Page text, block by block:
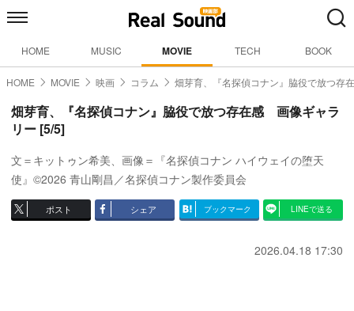
HOME MUSIC MOVIE TECH BOOK
HOME MOVIE 映画 コラム 畑芽育、『名探偵コナン』脇役で放つ存
畑芽育、『名探偵コナン』脇役で放つ存在感 画像ギャラ
リー [5/5]
文＝キットゥン希美、画像＝『名探偵コナン ハイウェイの堕天
使』©2026 青山剛昌／名探偵コナン製作委員会
ポスト シェア ブックマーク LINEで送る
2026.04.18 17:30